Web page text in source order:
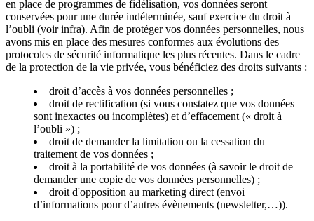
en place de programmes de fidélisation, vos données seront
conservées pour une durée indéterminée, sauf exercice du droit à
l’oubli (voir infra). Afin de protéger vos données personnelles, nous
avons mis en place des mesures conformes aux évolutions des
protocoles de sécurité informatique les plus récentes. Dans le cadre
de la protection de la vie privée, vous bénéficiez des droits suivants :
droit d’accès à vos données personnelles ;
droit de rectification (si vous constatez que vos données
sont inexactes ou incomplètes) et d’effacement (« droit à
l’oubli ») ;
droit de demander la limitation ou la cessation du
traitement de vos données ;
droit à la portabilité de vos données (à savoir le droit de
demander une copie de vos données personnelles) ;
droit d'opposition au marketing direct (envoi
d’informations pour d’autres évènements (newsletter,…)).